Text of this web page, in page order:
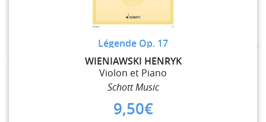
Légende Op. 17
WIENIAWSKI HENRYK
Violon et Piano
Schott Music
9,50€